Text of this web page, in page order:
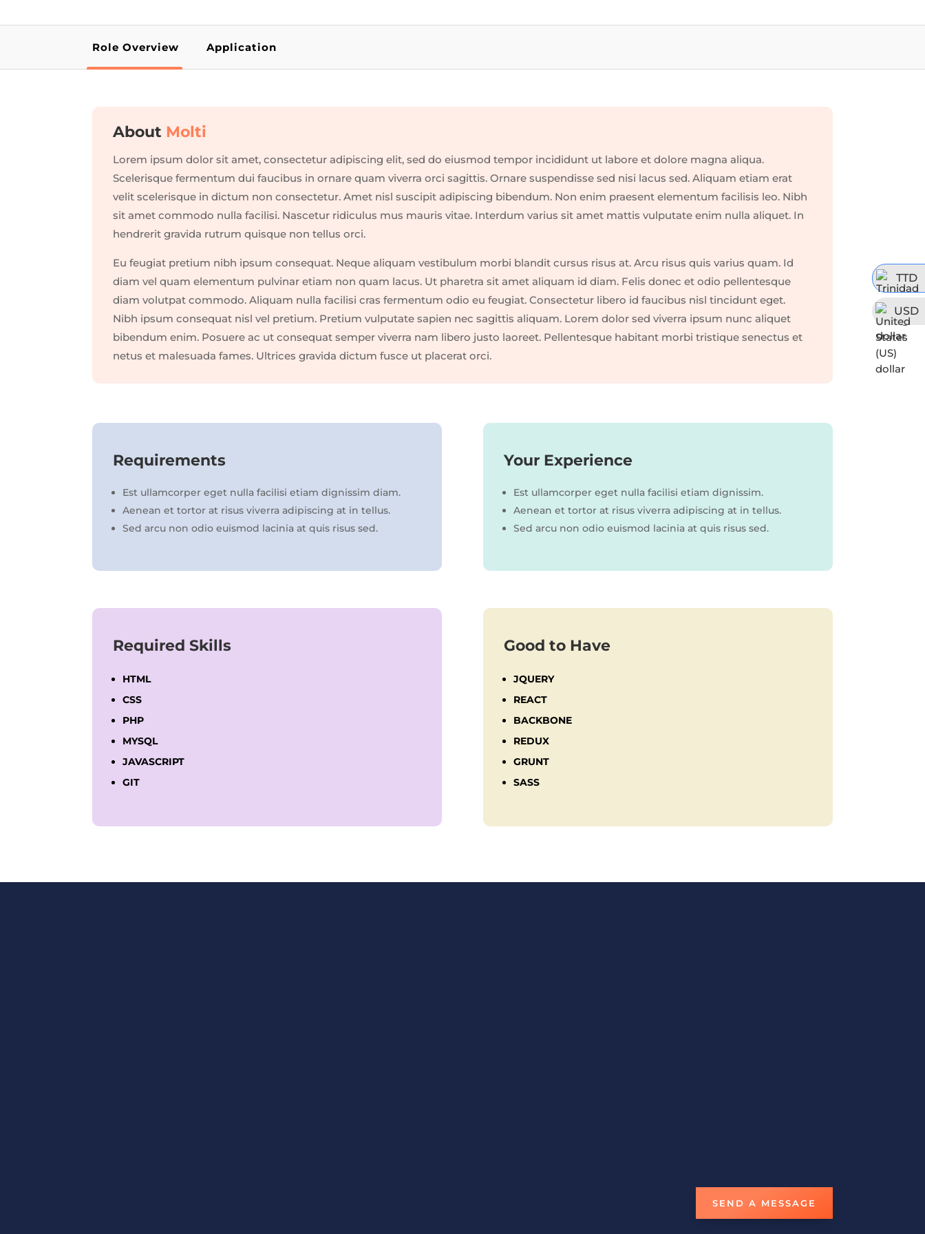
TTD
USD
Role Overview Application
About Molti
Lorem ipsum dolor sit amet, consectetur adipiscing elit, sed do eiusmod tempor incididunt ut labore et dolore magna aliqua.
Scelerisque fermentum dui faucibus in ornare quam viverra orci sagittis. Ornare suspendisse sed nisi lacus sed. Aliquam etiam erat
velit scelerisque in dictum non consectetur. Amet nisl suscipit adipiscing bibendum. Non enim praesent elementum facilisis leo. Nibh
sit amet commodo nulla facilisi. Nascetur ridiculus mus mauris vitae. Interdum varius sit amet mattis vulputate enim nulla aliquet. In
hendrerit gravida rutrum quisque non tellus orci.
Eu feugiat pretium nibh ipsum consequat. Neque aliquam vestibulum morbi blandit cursus risus at. Arcu risus quis varius quam. Id
diam vel quam elementum pulvinar etiam non quam lacus. Ut pharetra sit amet aliquam id diam. Felis donec et odio pellentesque
diam volutpat commodo. Aliquam nulla facilisi cras fermentum odio eu feugiat. Consectetur libero id faucibus nisl tincidunt eget.
Nibh ipsum consequat nisl vel pretium. Pretium vulputate sapien nec sagittis aliquam. Lorem dolor sed viverra ipsum nunc aliquet
bibendum enim. Posuere ac ut consequat semper viverra nam libero justo laoreet. Pellentesque habitant morbi tristique senectus et
netus et malesuada fames. Ultrices gravida dictum fusce ut placerat orci.
Requirements
Est ullamcorper eget nulla facilisi etiam dignissim diam.
Aenean et tortor at risus viverra adipiscing at in tellus.
Sed arcu non odio euismod lacinia at quis risus sed.
Your Experience
Est ullamcorper eget nulla facilisi etiam dignissim.
Aenean et tortor at risus viverra adipiscing at in tellus.
Sed arcu non odio euismod lacinia at quis risus sed.
Required Skills
HTML
CSS
PHP
MYSQL
JAVASCRIPT
GIT
Good to Have
JQUERY
REACT
BACKBONE
REDUX
GRUNT
SASS
SEND A MESSAGE